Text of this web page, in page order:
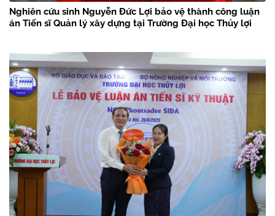
Nghiên cứu sinh Nguyễn Đức Lợi bảo vệ thành công luận
án Tiến sĩ Quản lý xây dựng tại Trường Đại học Thủy lợi